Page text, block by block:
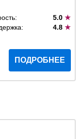
5.0 ★
4.8 ★
ПОДРОБНЕЕ